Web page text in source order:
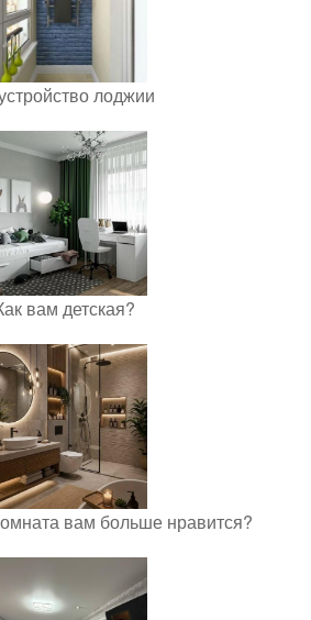
лоджии
вам детская?
вам больше нравится?